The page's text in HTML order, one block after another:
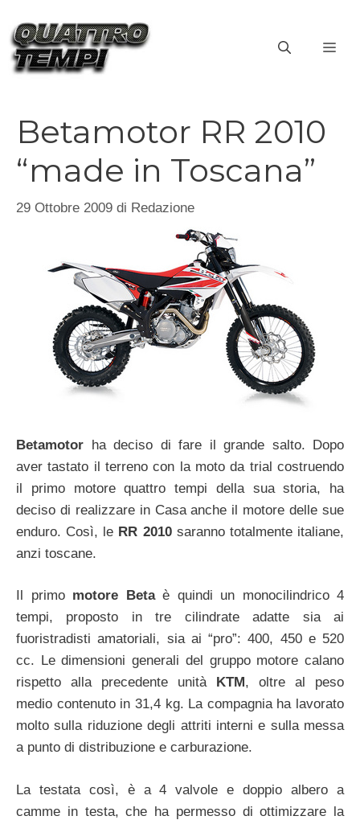
contenuto
Betamotor RR 2010
“made in Toscana”
29 Ottobre 2009 di Redazione
Betamotor ha deciso di fare il grande salto. Dopo
aver tastato il terreno con la moto da trial costruendo
il primo motore quattro tempi della sua storia, ha
deciso di realizzare in Casa anche il motore delle sue
enduro. Così, le RR 2010saranno totalmente italiane,
anzi toscane.
Il primo motore Betaè quindi un monocilindrico 4
tempi, proposto in tre cilindrate adatte sia ai
fuoristradisti amatoriali, sia ai “pro”: 400, 450 e 520
cc. Le dimensioni generali del gruppo motore calano
rispetto alla precedente unità KTM, oltre al peso
medio contenuto in 31,4 kg. La compagnia ha lavorato
molto sulla riduzione degli attriti interni e sulla messa
a punto di distribuzione e carburazione.
La testata così, è a 4 valvole e doppio albero a
camme in testa, che ha permesso di ottimizzare la